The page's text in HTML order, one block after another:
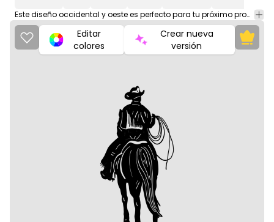
Este diseño occidental y oeste es perfecto para tu próximo proyecto. Úsalo en productos de merchandising, sitios web, redes sociales y más. ¡Te encantará!
Editar
colores
Crear nueva
versión